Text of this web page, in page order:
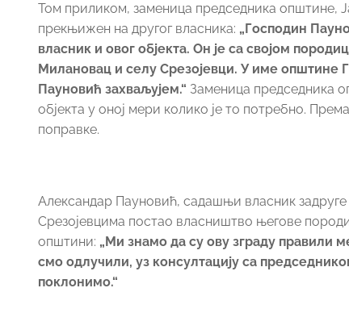
Том приликом, заменица председника општине,
прекњижен на другог власника: „Господин
власник и овог објекта. Он је са својом
Милановац и селу Срезојевци. У име општине
Пауновић захваљујем.“ Заменица председника
објекта у оној мери колико је то потребно.
поправке.
Александар Пауновић, садашњи власник задруге
Срезојевцима постао власништво његове
општини: „Ми знамо да су ову зграду правили
смо одлучили, уз консултацију са
поклонимо.“